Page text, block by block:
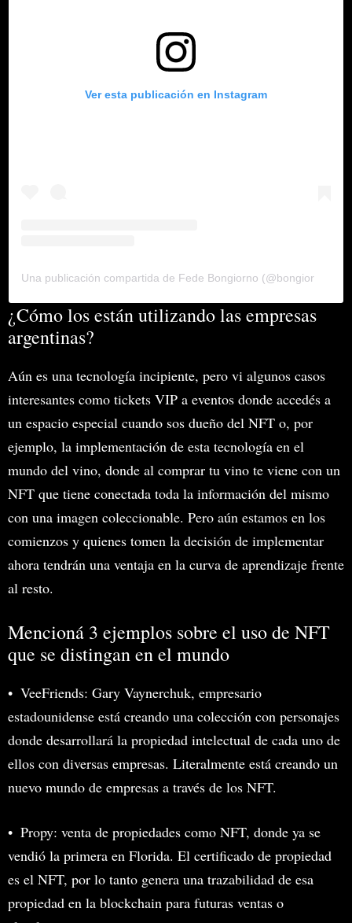
Ver esta publicación en Instagram
¿Cómo los están utilizando las empresas
argentinas?
Aún es una tecnología incipiente, pero vi algunos casos
interesantes como tickets VIP a eventos donde accedés a
un espacio especial cuando sos dueño del NFT o, por
ejemplo, la implementación de esta tecnología en el
mundo del vino, donde al comprar tu vino te viene con un
NFT que tiene conectada toda la información del mismo
con una imagen coleccionable. Pero aún estamos en los
comienzos y quienes tomen la decisión de implementar
ahora tendrán una ventaja en la curva de aprendizaje frente
al resto.
Mencioná 3 ejemplos sobre el uso de NFT
que se distingan en el mundo
VeeFriends: Gary Vaynerchuk, empresario
estadounidense está creando una colección con personajes
donde desarrollará la propiedad intelectual de cada uno de
ellos con diversas empresas. Literalmente está creando un
nuevo mundo de empresas a través de los NFT.
Propy: venta de propiedades como NFT, donde ya se
vendió la primera en Florida. El certificado de propiedad
es el NFT, por lo tanto genera una trazabilidad de esa
propiedad en la blockchain para futuras ventas o